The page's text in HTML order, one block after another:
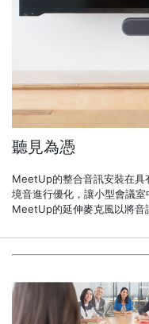
聽見為憑
MeetUp的整合音訊安裝在具
境音進行優化，讓小型會議
MeetUp的延伸麥克風以將音